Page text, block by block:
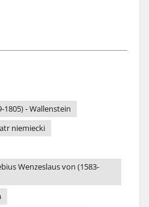
1805) - Wallenstein
niemiecki
Wenzeslaus von (1583-